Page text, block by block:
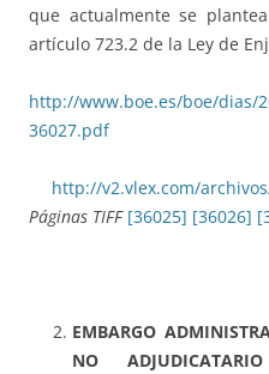
que actualmente se
artículo 723.2 de la Ley de
http://www.boe.es/boe/dias/
36027.pdf
http://v2.vlex.com/
Páginas TIFF [36025] [36026]
EMBARGO
NO